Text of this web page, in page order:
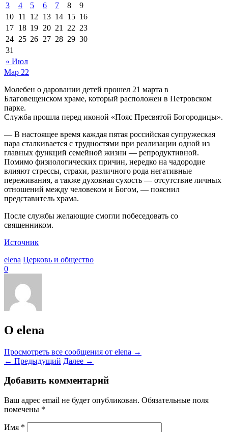
« Июл
3
4 5 6 7 8
9
10 11 12 13 14 15 16
17 18 19 20 21 22 23
24 25 26 27 28 29 30
31
Мар 22
Молебен о даровании детей прошел 21 марта в
Благовещенском храме, который расположен в Петровском
парке.
Служба прошла перед иконой «Пояс Пресвятой Богородицы».
— В настоящее время каждая пятая российская супружеская
пара сталкивается с трудностями при реализации одной из
главных функций семейной жизни — репродуктивной.
Помимо физиологических причин, нередко на чадородие
влияют стрессы, страхи, различного рода негативные
переживания, а также духовная сухость — отсутствие личных
отношений между человеком и Богом, — пояснил
представитель храма.
После службы желающие смогли побеседовать со
священником.
Источник
elena Церковь и общество
0
О elena
Просмотреть все сообщения от elena →
← Предыдущий Далее →
Добавить комментарий
Ваш адрес email не будет опубликован. Обязательные поля
помечены *
Имя *